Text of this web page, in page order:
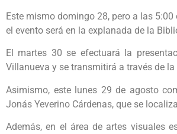
Este mismo domingo 28, pero a las
el evento será en la explanada de la
El martes 30 se efectuará la
Villanueva y se transmitirá a través de
Asimismo, este lunes 29 de agosto
Jonás Yeverino Cárdenas, que se
Además, en el área de artes visuales